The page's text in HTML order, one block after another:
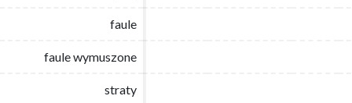
faule
faule wymuszone
straty
faule
faule wymuszone
straty